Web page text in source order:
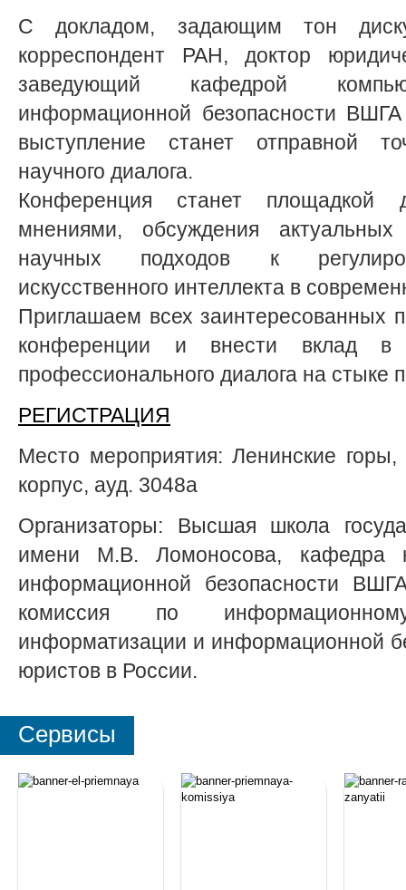
С докладом, задающим тон
корреспондент РАН, доктор
заведующий кафедрой
информационной безопасности
выступление станет отправной
научного диалога.
Конференция станет площадкой
мнениями, обсуждения
научных подходов к
искусственного интеллекта в
Приглашаем всех заинтересованных
конференции и внести вклад в
профессионального диалога на стыке
РЕГИСТРАЦИЯ
Место мероприятия: Ленинские
корпус, ауд. 3048а
Организаторы: Высшая школа
имени М.В. Ломоносова, кафедра
информационной безопасности
комиссия по
информатизации и информационной
юристов в России.
Сервисы